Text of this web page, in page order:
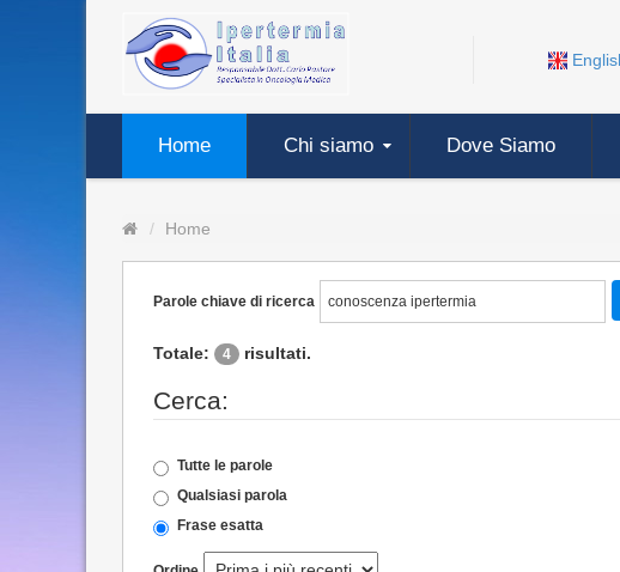
Home Chi siamo Dove Siamo
Home
Parole chiave di ricerca
Totale: 4 risultati.
Cerca:
Tutte le parole
Qualsiasi parola
Frase esatta